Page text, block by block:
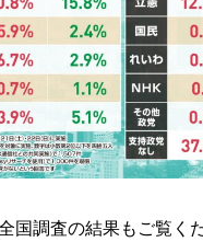
国調査の結果もご覧く